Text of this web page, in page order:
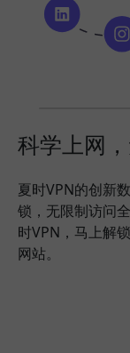
科学上网
夏时VPN的创新
锁，无限制访问
时VPN，马上解
网站。